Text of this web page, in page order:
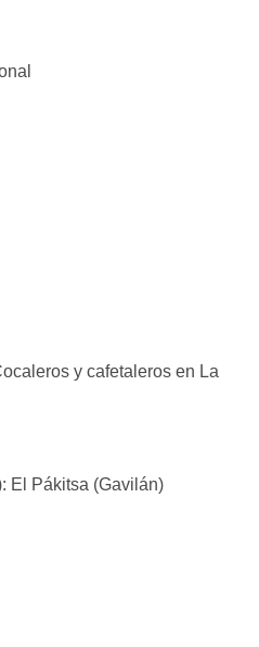
y cafetaleros en La
El Pákitsa (Gavilán)